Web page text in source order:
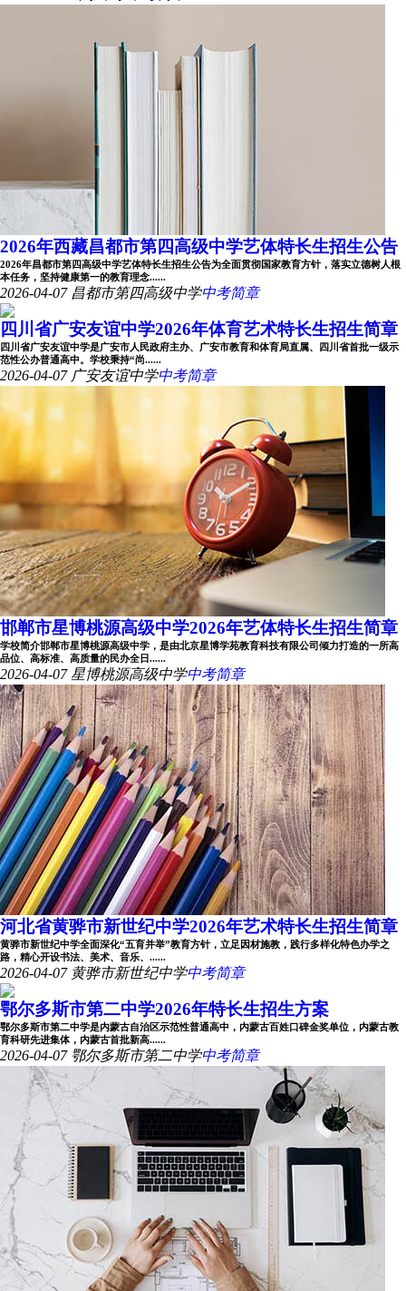
2026年西藏昌都市第四高级中学艺体特长生招生公告
2026年昌都市第四高级中学艺体特长生招生公告为全面贯彻国家教育方针，落实立德树人根
本任务，坚持健康第一的教育理念......
2026-04-07 昌都市第四高级中学中考简章
四川省广安友谊中学2026年体育艺术特长生招生简章
四川省广安友谊中学是广安市人民政府主办、广安市教育和体育局直属、四川省首批一级示
范性公办普通高中。学校秉持“尚......
2026-04-07 广安友谊中学中考简章
邯郸市星博桃源高级中学2026年艺体特长生招生简章
学校简介邯郸市星博桃源高级中学，是由北京星博学苑教育科技有限公司倾力打造的一所高
品位、高标准、高质量的民办全日......
2026-04-07 星博桃源高级中学中考简章
河北省黄骅市新世纪中学2026年艺术特长生招生简章
黄骅市新世纪中学全面深化“五育并举”教育方针，立足因材施教，践行多样化特色办学之
路，精心开设书法、美术、音乐、......
2026-04-07 黄骅市新世纪中学中考简章
鄂尔多斯市第二中学2026年特长生招生方案
鄂尔多斯市第二中学是内蒙古自治区示范性普通高中，内蒙古百姓口碑金奖单位，内蒙古教
育科研先进集体，内蒙古首批新高......
2026-04-07 鄂尔多斯市第二中学中考简章